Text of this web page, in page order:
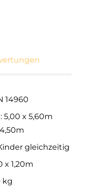
14960
5,00 x 5,60m
gleichzeitig
x 1,20m
kg